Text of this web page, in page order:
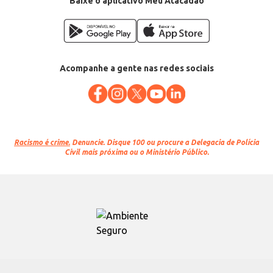
Acompanhe a gente nas redes sociais
Racismo é crime. Denuncie. Disque 100 ou procure a Delegacia de Polícia
Civil mais próxima ou o Ministério Público.